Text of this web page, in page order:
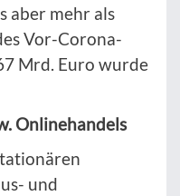
aber mehr als
Vor-Corona-
Mrd. Euro wurde
Onlinehandels
und